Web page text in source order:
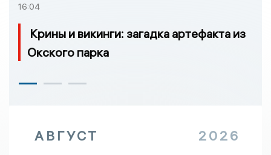
16:04
Крины и викинги: загадка артефакта из
Окского парка
АВГУСТ 2026